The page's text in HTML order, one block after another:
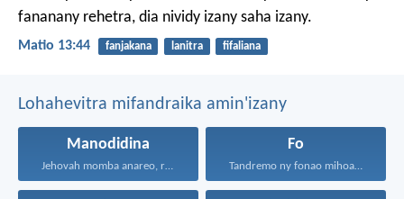
fananany rehetra, dia nividy izany saha izany.
Matio 13:44 fanjakana lanitra fifaliana
Lohahevitra mifandraika amin'izany
Manodidina
Jehovah momba anareo, raha...
Fo
Tandremo ny fonao mihoatra...